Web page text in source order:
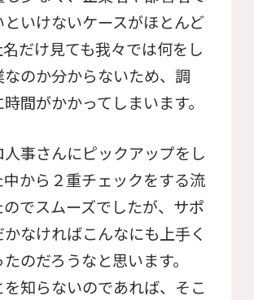
いけないケースがほとんど
だけ見ても我々では何をし
のか分からないため、調
間がかかってしまいます。
事さんにピックアップをし
から２重チェックをする流
でスムーズでしたが、サポ
なければこんなにも上手く
のだろうなと思います。
知らないのであれば、そこ